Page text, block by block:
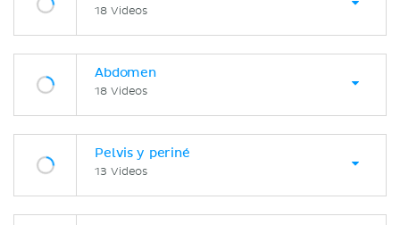
18 Videos
Abdomen
18 Videos
Pelvis y periné
13 Videos